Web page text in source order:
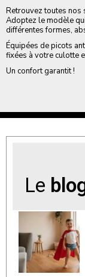
Retrouvez toutes nos
Adoptez le modèle
différentes formes,
Équipées de picots
fixées à votre culotte
Un confort garantit !
Le